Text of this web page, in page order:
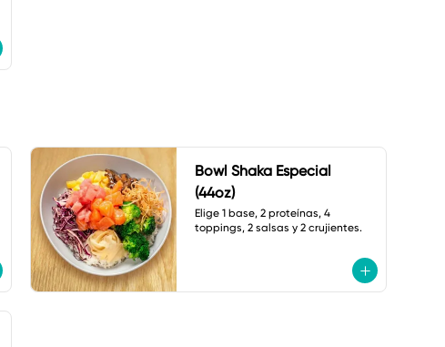
Bowl Shaka Especial
(44oz)
Elige 1 base, 2 proteínas, 4
toppings, 2 salsas y 2 crujientes.